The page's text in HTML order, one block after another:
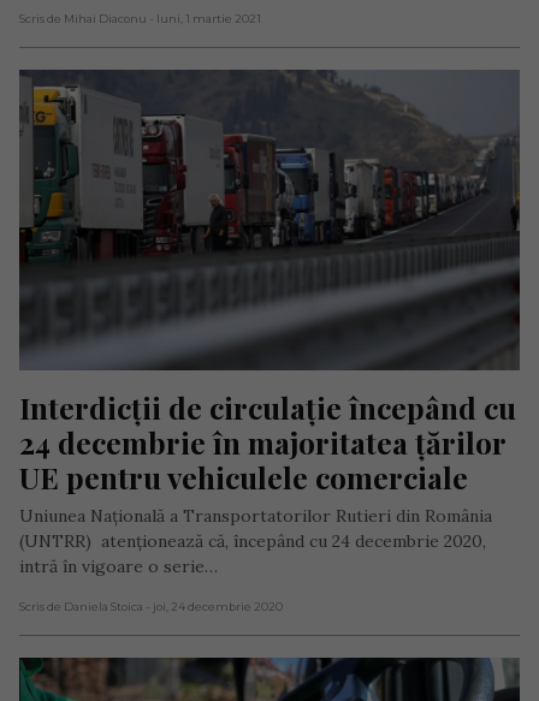
Scris de Mihai Diaconu - luni, 1 martie 2021
Interdicţii de circulaţie începând cu
24 decembrie în majoritatea ţărilor
UE pentru vehiculele comerciale
Uniunea Naţională a Transportatorilor Rutieri din România
(UNTRR) atenţionează că, începând cu 24 decembrie 2020,
intră în vigoare o serie…
Scris de Daniela Stoica - joi, 24 decembrie 2020